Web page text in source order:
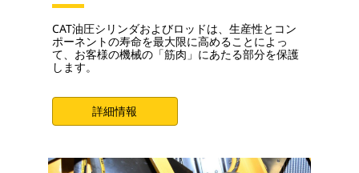
CAT油圧シリンダおよびロッドは、生産性とコン
ポーネントの寿命を最大限に高めることによっ
て、お客様の機械の「筋肉」にあたる部分を保護
します。
詳細情報